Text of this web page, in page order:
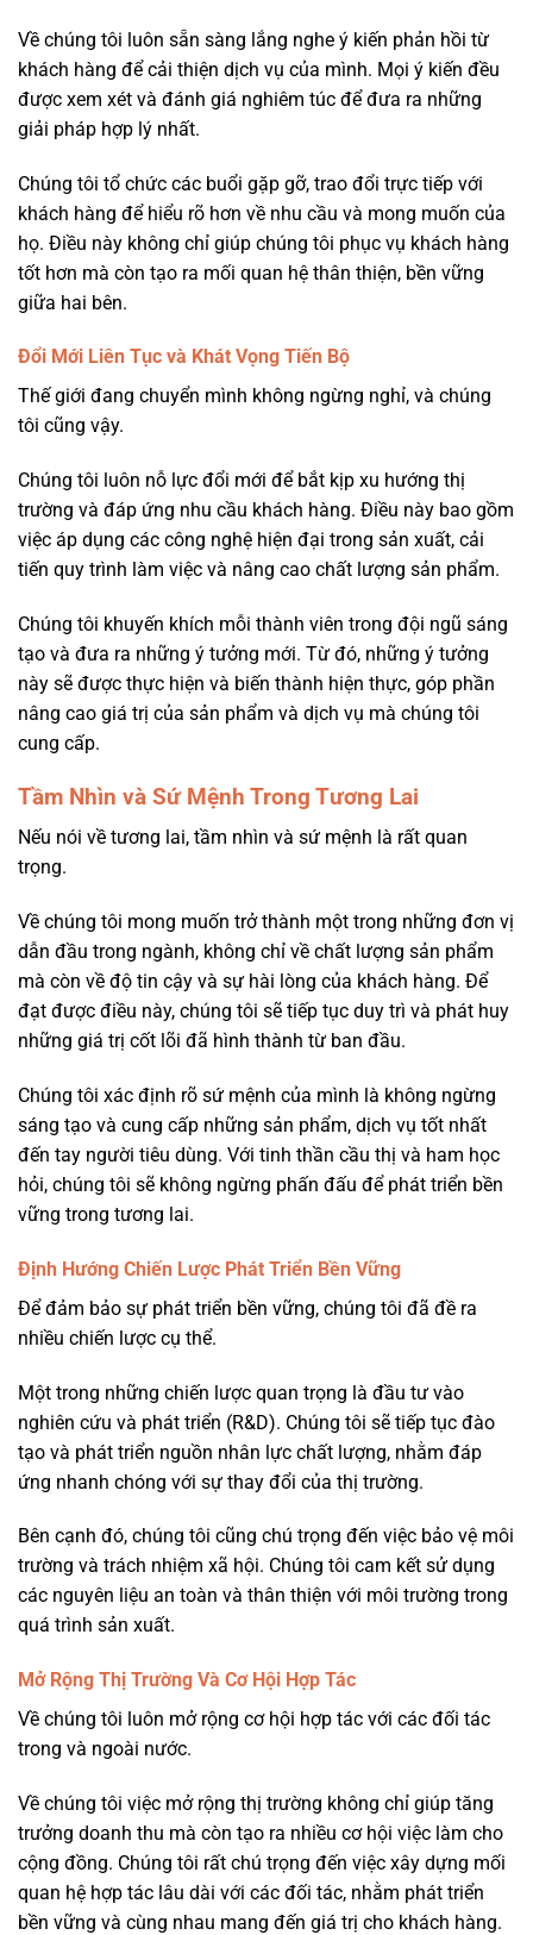
Về chúng tôi luôn sẵn sàng lắng nghe ý kiến phản hồi từ
khách hàng để cải thiện dịch vụ của mình. Mọi ý kiến đều
được xem xét và đánh giá nghiêm túc để đưa ra những
giải pháp hợp lý nhất.
Chúng tôi tổ chức các buổi gặp gỡ, trao đổi trực tiếp với
khách hàng để hiểu rõ hơn về nhu cầu và mong muốn của
họ. Điều này không chỉ giúp chúng tôi phục vụ khách hàng
tốt hơn mà còn tạo ra mối quan hệ thân thiện, bền vững
giữa hai bên.
Đổi Mới Liên Tục và Khát Vọng Tiến Bộ
Thế giới đang chuyển mình không ngừng nghỉ, và chúng
tôi cũng vậy.
Chúng tôi luôn nỗ lực đổi mới để bắt kịp xu hướng thị
trường và đáp ứng nhu cầu khách hàng. Điều này bao gồm
việc áp dụng các công nghệ hiện đại trong sản xuất, cải
tiến quy trình làm việc và nâng cao chất lượng sản phẩm.
Chúng tôi khuyến khích mỗi thành viên trong đội ngũ sáng
tạo và đưa ra những ý tưởng mới. Từ đó, những ý tưởng
này sẽ được thực hiện và biến thành hiện thực, góp phần
nâng cao giá trị của sản phẩm và dịch vụ mà chúng tôi
cung cấp.
Tầm Nhìn và Sứ Mệnh Trong Tương Lai
Nếu nói về tương lai, tầm nhìn và sứ mệnh là rất quan
trọng.
Về chúng tôi mong muốn trở thành một trong những đơn vị
dẫn đầu trong ngành, không chỉ về chất lượng sản phẩm
mà còn về độ tin cậy và sự hài lòng của khách hàng. Để
đạt được điều này, chúng tôi sẽ tiếp tục duy trì và phát huy
những giá trị cốt lõi đã hình thành từ ban đầu.
Chúng tôi xác định rõ sứ mệnh của mình là không ngừng
sáng tạo và cung cấp những sản phẩm, dịch vụ tốt nhất
đến tay người tiêu dùng. Với tinh thần cầu thị và ham học
hỏi, chúng tôi sẽ không ngừng phấn đấu để phát triển bền
vững trong tương lai.
Định Hướng Chiến Lược Phát Triển Bền Vững
Để đảm bảo sự phát triển bền vững, chúng tôi đã đề ra
nhiều chiến lược cụ thể.
Một trong những chiến lược quan trọng là đầu tư vào
nghiên cứu và phát triển (R&D). Chúng tôi sẽ tiếp tục đào
tạo và phát triển nguồn nhân lực chất lượng, nhằm đáp
ứng nhanh chóng với sự thay đổi của thị trường.
Bên cạnh đó, chúng tôi cũng chú trọng đến việc bảo vệ môi
trường và trách nhiệm xã hội. Chúng tôi cam kết sử dụng
các nguyên liệu an toàn và thân thiện với môi trường trong
quá trình sản xuất.
Mở Rộng Thị Trường Và Cơ Hội Hợp Tác
Về chúng tôi luôn mở rộng cơ hội hợp tác với các đối tác
trong và ngoài nước.
Về chúng tôi việc mở rộng thị trường không chỉ giúp tăng
trưởng doanh thu mà còn tạo ra nhiều cơ hội việc làm cho
cộng đồng. Chúng tôi rất chú trọng đến việc xây dựng mối
quan hệ hợp tác lâu dài với các đối tác, nhằm phát triển
bền vững và cùng nhau mang đến giá trị cho khách hàng.